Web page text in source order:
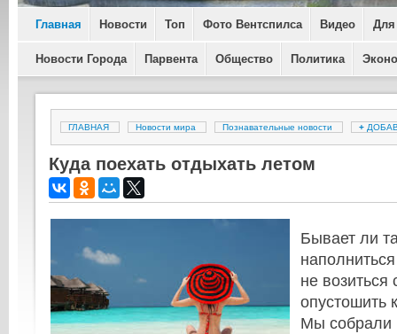
Главная Новости Топ Фото Вентспилса Видео Для
Новости Города Парвента Общество Политика
ГЛАВНАЯ Новости мира Познавательные новости +
Куда поехать отдыхать летом
Бывает ли
не
опустошить
Мы собрали